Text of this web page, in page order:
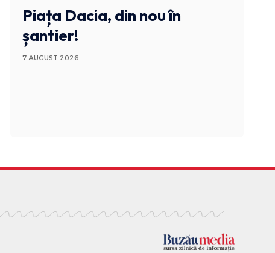
Piața Dacia, din nou în
șantier!
7 AUGUST 2026